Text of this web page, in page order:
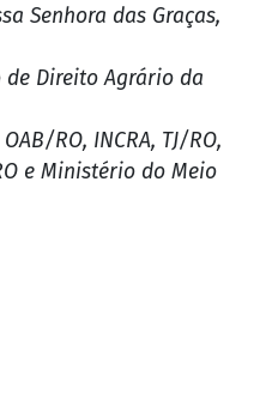
Senhora das Graças,
Direito Agrário da
RO, INCRA, TJ/RO,
e Ministério do Meio